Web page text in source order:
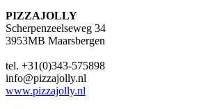
PIZZAJOLLY
Scherpenzeelseweg 34
3953MB Maarsbergen
tel. +31(0)343-575898
info@pizzajolly.nl
www.pizzajolly.nl